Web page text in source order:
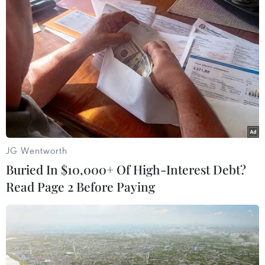
TIN LIÊN QUAN
2020 là năm tồi tệ nhất lịch
sử hàng không thế giới
11/06/2020 04:10
JG Wentworth
Buried In $10,000+ Of High-Interest Debt?
Read Page 2 Before Paying